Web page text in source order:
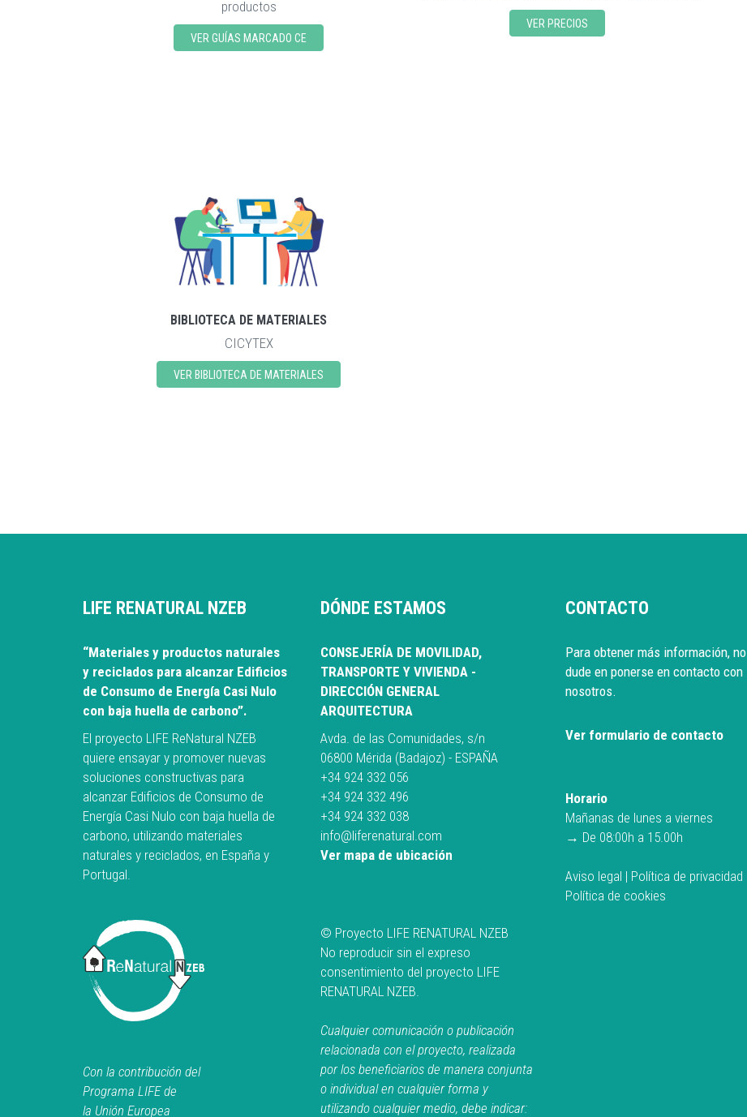
productos
VER GUÍAS MARCADO CE
VER PRECIOS
BIBLIOTECA DE MATERIALES
CICYTEX
VER BIBLIOTECA DE MATERIALES
LIFE RENATURAL NZEB
“Materiales y productos naturales
y reciclados para alcanzar Edificios
de Consumo de Energía Casi Nulo
con baja huella de carbono”.
El proyecto LIFE ReNatural NZEB
quiere ensayar y promover nuevas
soluciones constructivas para
alcanzar Edificios de Consumo de
Energía Casi Nulo con baja huella de
carbono, utilizando materiales
naturales y reciclados, en España y
Portugal.
Con la contribución del
Programa LIFE de
la Unión Europea
DÓNDE ESTAMOS
CONSEJERÍA DE MOVILIDAD,
TRANSPORTE Y VIVIENDA -
DIRECCIÓN GENERAL
ARQUITECTURA
Avda. de las Comunidades, s/n
06800 Mérida (Badajoz) - ESPAÑA
+34 924 332 056
+34 924 332 496
+34 924 332 038
info@liferenatural.com
Ver mapa de ubicación
© Proyecto LIFE RENATURAL NZEB
No reproducir sin el expreso
consentimiento del proyecto LIFE
RENATURAL NZEB.
Cualquier comunicación o publicación
relacionada con el proyecto, realizada
por los beneficiarios de manera conjunta
o individual en cualquier forma y
utilizando cualquier medio, debe indicar:
CONTACTO
Para obtener más información, no
dude en ponerse en contacto con
nosotros.
Ver formulario de contacto
Horario
Mañanas de lunes a viernes
→ De 08:00h a 15.00h
Aviso legal | Política de privacidad
Política de cookies